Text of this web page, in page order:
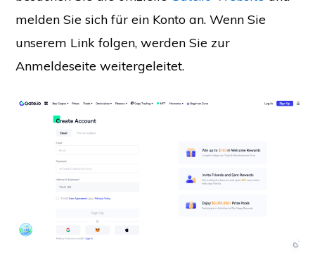
melden Sie sich für ein Konto an. Wenn Sie
unserem Link folgen, werden Sie zur
Anmeldeseite weitergeleitet.